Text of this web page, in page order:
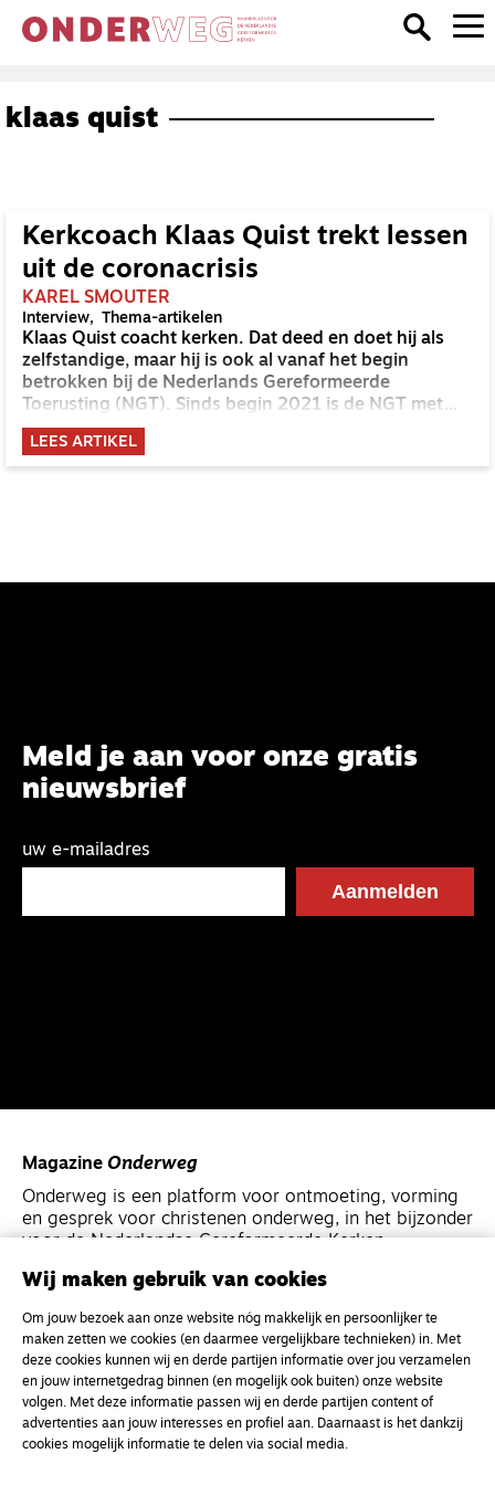
klaas quist
Kerkcoach Klaas Quist trekt lessen
uit de coronacrisis
KAREL SMOUTER
Interview Thema-artikelen
Klaas Quist coacht kerken. Dat deed en doet hij als
zelfstandige, maar hij is ook al vanaf het begin
betrokken bij de Nederlands Gereformeerde
Toerusting (NGT). Sinds begin 2021 is de NGT met
het Diaconaal Steunpunt en het Praktijkcentrum de
organisatie Kerkpunt geworden. Welke lessen zijn er
volgens Quist voor de kerken te trekken uit de
LEES ARTIKEL
Meld je aan voor onze gratis
nieuwsbrief
uw e-mailadres
Magazine Onderweg
Onderweg is een platform voor ontmoeting, vorming
en gesprek voor christenen onderweg, in het bijzonder
voor de Nederlandse Gereformeerde Kerken.
Kvk-nummer 33277063
NL46 INGB 0117 5827 86
info@onderwegonline.nl
Wij maken gebruik van cookies
Om jouw bezoek aan onze website nóg makkelijk en persoonlijker te
maken zetten we cookies (en daarmee vergelijkbare technieken) in. Met
deze cookies kunnen wij en derde partijen informatie over jou verzamelen
en jouw internetgedrag binnen (en mogelijk ook buiten) onze website
volgen. Met deze informatie passen wij en derde partijen content of
advertenties aan jouw interesses en profiel aan. Daarnaast is het dankzij
cookies mogelijk informatie te delen via social media.